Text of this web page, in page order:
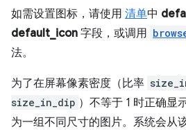
如需设置图标，请使用 清单中
default_icon 字段，或调用
法。
为了在屏幕像素密度（比率
size_in_dip ）不等于 1 时正确显
为一组不同尺寸的图片。系统会从